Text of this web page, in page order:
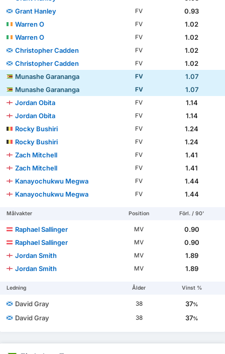
Grant Hanley
FV
0.93
Warren O
FV
1.02
Warren O
FV
1.02
Christopher Cadden
FV
1.02
Christopher Cadden
FV
1.02
Munashe Garananga
FV
1.07
Munashe Garananga
FV
1.07
Jordan Obita
FV
1.14
Jordan Obita
FV
1.14
Rocky Bushiri
FV
1.24
Rocky Bushiri
FV
1.24
Zach Mitchell
FV
1.41
Zach Mitchell
FV
1.41
Kanayochukwu Megwa
FV
1.44
Kanayochukwu Megwa
FV 1.44
Målvakter Position Förl. / 90'
Raphael Sallinger MV
0.90
Raphael Sallinger
MV
0.90
Jordan Smith
MV
1.89
Jordan Smith
MV 1.89
Ledning Ålder Vinst %
David Gray 38 37%
David Gray 38 37%